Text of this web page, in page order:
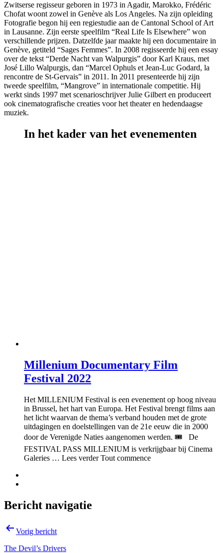
Zwitserse regisseur geboren in 1973 in Agadir, Marokko, Frédéric
Chofat woont zowel in Genève als Los Angeles. Na zijn opleiding
Fotografie begon hij een regiestudie aan de Cantonal School of Art
in Lausanne. Zijn eerste speelfilm “Real Life Is Elsewhere” won
verschillende prijzen. Datzelfde jaar maakte hij een documentaire in
Genève, getiteld “Sages Femmes”. In 2008 regisseerde hij een essay
over de tekst “Derde Nacht van Walpurgis” door Karl Kraus, met
José Lillo Walpurgis, dan “Marcel Ophuls et Jean-Luc Godard, la
rencontre de St-Gervais” in 2011. In 2011 presenteerde hij zijn
tweede speelfilm, “Mangrove” in internationale competitie. Hij
werkt sinds 1997 met scenarioschrijver Julie Gilbert en produceert
ook cinematografische creaties voor het theater en hedendaagse
muziek.
In het kader van het evenementen
Millenium Documentary Film
Festival 2022
Het MILLENIUM Festival is een evenement op hoog niveau
in Brussel, het hart van Europa. Het Festival brengt films aan
het licht waarvan de thema’s verband houden met de grote
uitdagingen en doelstellingen van de 21e eeuw die in 2000
door de Verenigde Naties aangenomen werden. 🎟️ De
FESTIVAL PASS MILLENIUM is verkrijgbaar bij Cinema
Galeries … Lees verder Tout commence
Bericht navigatie
Vorig bericht
The Devil’s Drivers